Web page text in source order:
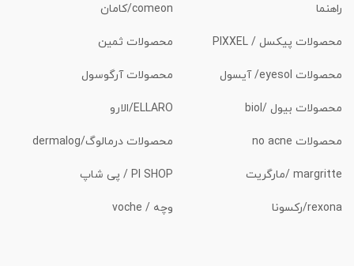
راهنما comeon/کامان
محصولات پیکسل / PIXXEL محصولات ثمین
محصولات eyesol/ آیسول محصولات آرگوسول
محصولات بیول /biol ELLARO/الارو
محصولات no acne محصولات درمالوگ/dermalog
margritte /مارگریت PI SHOP / پی شاپ
rexona/رکسونا وچه / voche